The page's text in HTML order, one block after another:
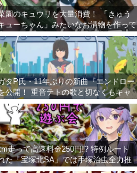
園のキュウリを大量消費！ 「きゅう
ューちゃん」みたいなお漬物を作って
タP氏・11年ぶりの新曲『エンドロー
公開！ 重音テトの歌と切なくもキャ
なメロディーが胸にしみる
走って高速料金250円!? 特例ルート
た「宝塚北SA」では手塚治虫全力推
西グルメが楽しめる！